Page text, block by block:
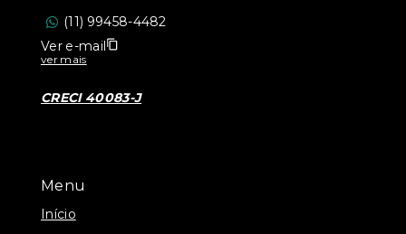
Menu
Início
(11) 99458-4482
Ver e-mail
ver mais
CRECI 40083-J